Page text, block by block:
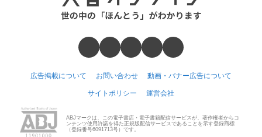
広告掲載について お問い合わせ 動画・バナー広告について
サイトポリシー 運営会社
ABJマークは、この電子書店・電子書籍配信サービスが、著作権者からコ
ンテンツ使用許諾を得た正規版配信サービスであることを示す登録商標
（登録番号6091713号）です。